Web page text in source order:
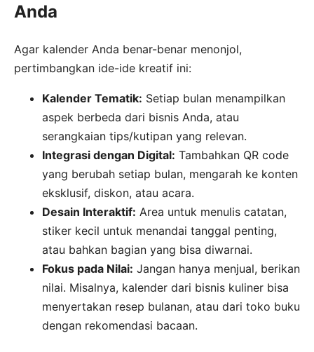
Anda
Agar kalender Anda benar-benar menonjol,
pertimbangkan ide-ide kreatif ini:
Kalender Tematik: Setiap bulan menampilkan
aspek berbeda dari bisnis Anda, atau
serangkaian tips/kutipan yang relevan.
Integrasi dengan Digital: Tambahkan QR code
yang berubah setiap bulan, mengarah ke konten
eksklusif, diskon, atau acara.
Desain Interaktif: Area untuk menulis catatan,
stiker kecil untuk menandai tanggal penting,
atau bahkan bagian yang bisa diwarnai.
Fokus pada Nilai: Jangan hanya menjual, berikan
nilai. Misalnya, kalender dari bisnis kuliner bisa
menyertakan resep bulanan, atau dari toko buku
dengan rekomendasi bacaan.